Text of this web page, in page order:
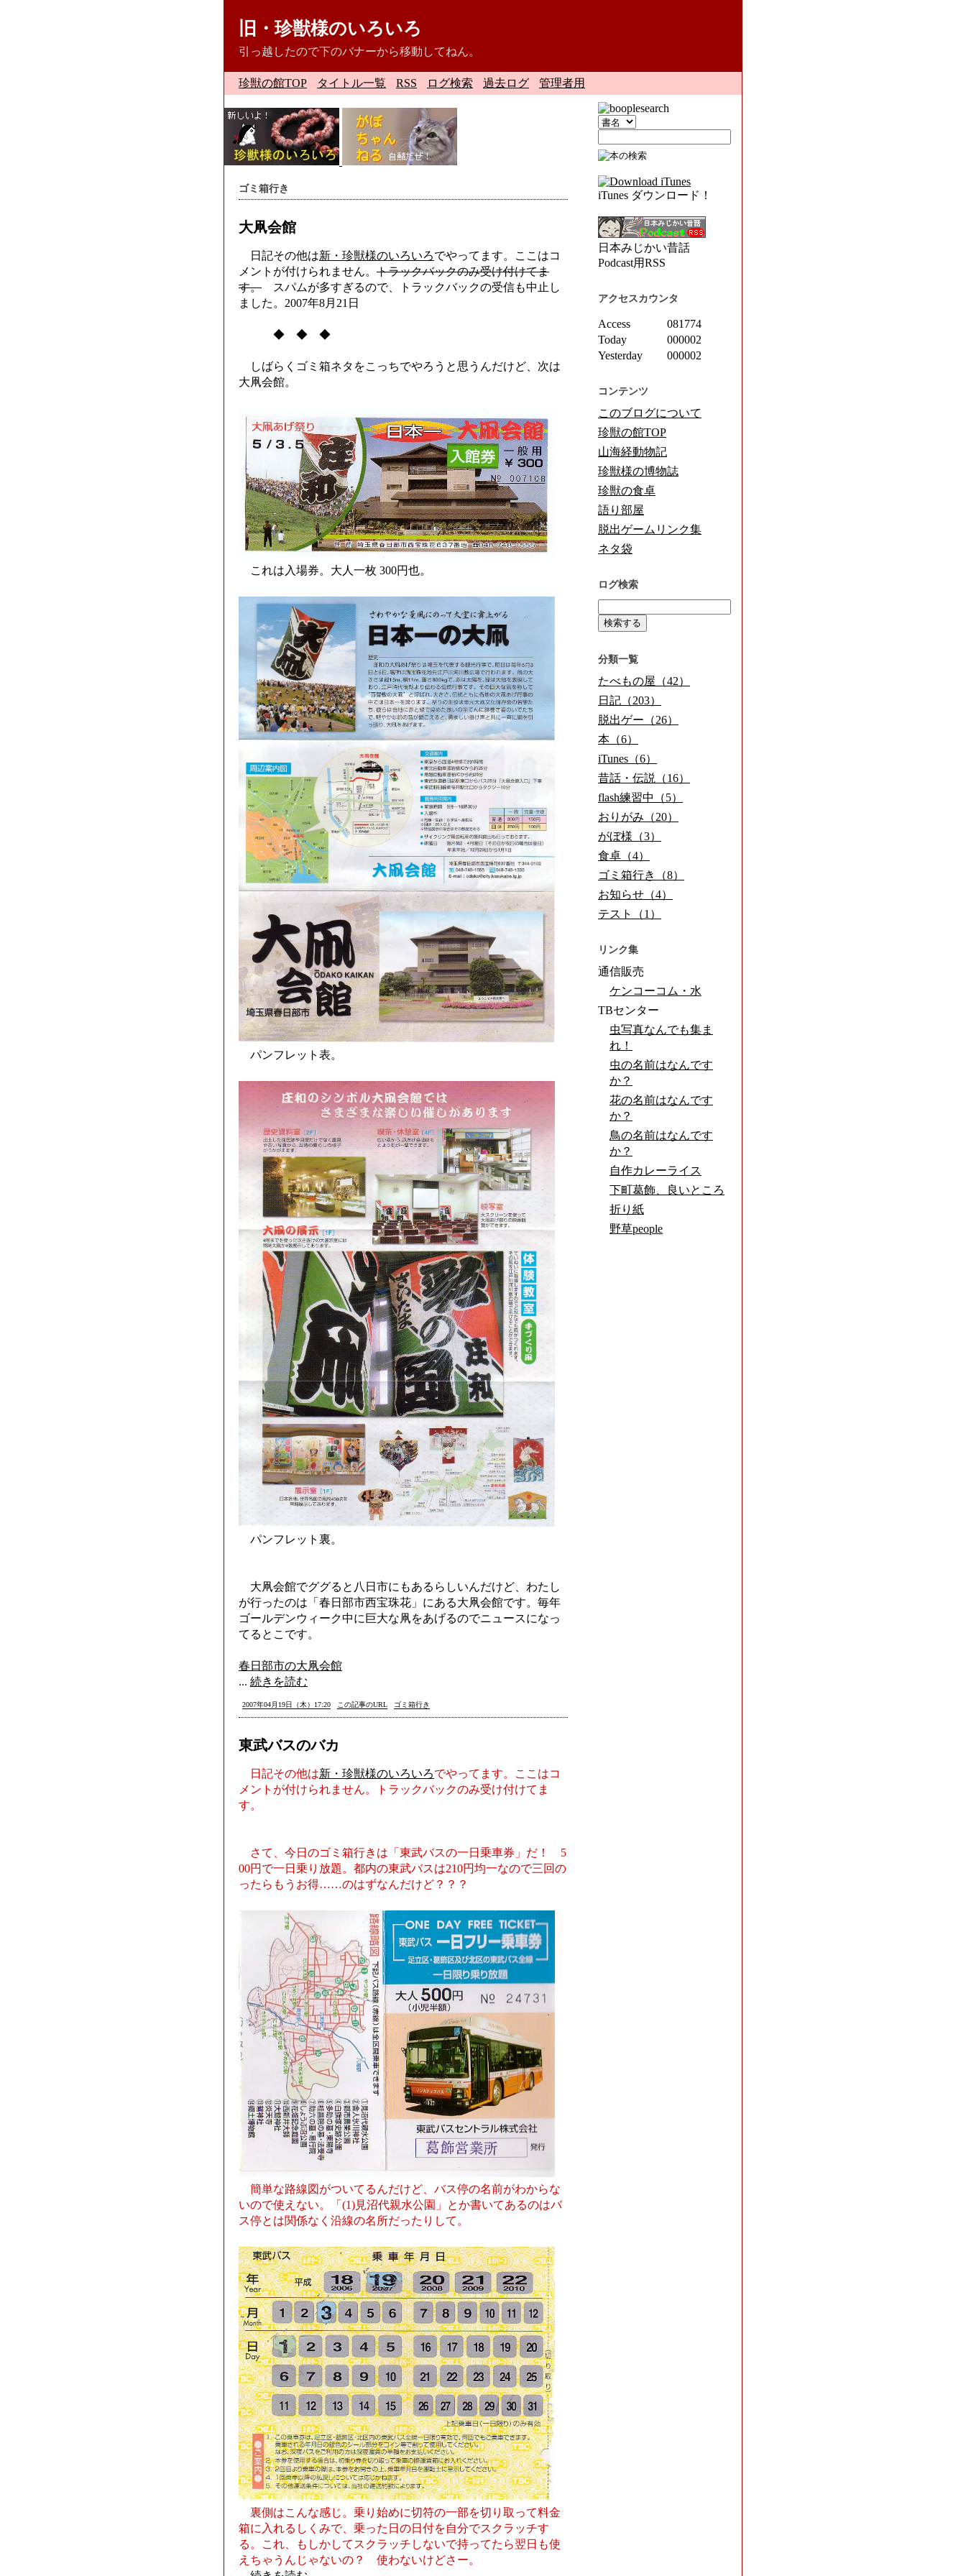
旧・珍獣様のいろいろ
引っ越したので下のバナーから移動してねん。
珍獣の館TOP タイトル一覧 RSS ログ検索 過去ログ 管理者用
iTunes ダウンロード！
日本みじかい昔話
Podcast用RSS
アクセスカウンタ
Access
081774
Today
000002
Yesterday
000002
コンテンツ
このブログについて
珍獣の館TOP
山海経動物記
珍獣様の博物誌
珍獣の食卓
語り部屋
脱出ゲームリンク集
ネタ袋
ログ検索
分類一覧
たべもの屋（42）
日記（203）
脱出ゲー（26）
本（6）
iTunes（6）
昔話・伝説（16）
flash練習中（5）
おりがみ（20）
がぼ様（3）
食卓（4）
ゴミ箱行き（8）
お知らせ（4）
テスト（1）
リンク集
通信販売
ケンコーコム・水
TBセンター
虫写真なんでも集ま
れ！
虫の名前はなんです
か？
花の名前はなんです
か？
鳥の名前はなんです
か？
自作カレーライス
下町葛飾、良いところ
折り紙
野草people
ゴミ箱行き
大凧会館
日記その他は新・珍獣様のいろいろでやってます。ここはコ
メントが付けられません。 トラックバックのみ受け付けてま
す。 スパムが多すぎるので、トラックバックの受信も中止し
ました。2007年8月21日
◆ ◆ ◆
しばらくゴミ箱ネタをこっちでやろうと思うんだけど、次は
大凧会館。
これは入場券。大人一枚 300円也。
パンフレット表。
パンフレット裏。
大凧会館でググると八日市にもあるらしいんだけど、わたし
が行ったのは「春日部市西宝珠花」にある大凧会館です。毎年
ゴールデンウィーク中に巨大な凧をあげるのでニュースになっ
てるとこです。
春日部市の大凧会館
... 続きを読む
2007年04月19日（木）17:20 この記事のURL ゴミ箱行き
東武バスのバカ
日記その他は新・珍獣様のいろいろでやってます。ここはコ
メントが付けられません。トラックバックのみ受け付けてま
す。
さて、今日のゴミ箱行きは「東武バスの一日乗車券」だ！ 5
00円で一日乗り放題。都内の東武バスは210円均一なので三回の
ったらもうお得……のはずなんだけど？？？
簡単な路線図がついてるんだけど、バス停の名前がわからな
いので使えない。「(1)見沼代親水公園」とか書いてあるのはバ
ス停とは関係なく沿線の名所だったりして。
裏側はこんな感じ。乗り始めに切符の一部を切り取って料金
箱に入れるしくみで、乗った日の日付を自分でスクラッチす
る。これ、もしかしてスクラッチしないで持ってたら翌日も使
えちゃうんじゃないの？ 使わないけどさー。